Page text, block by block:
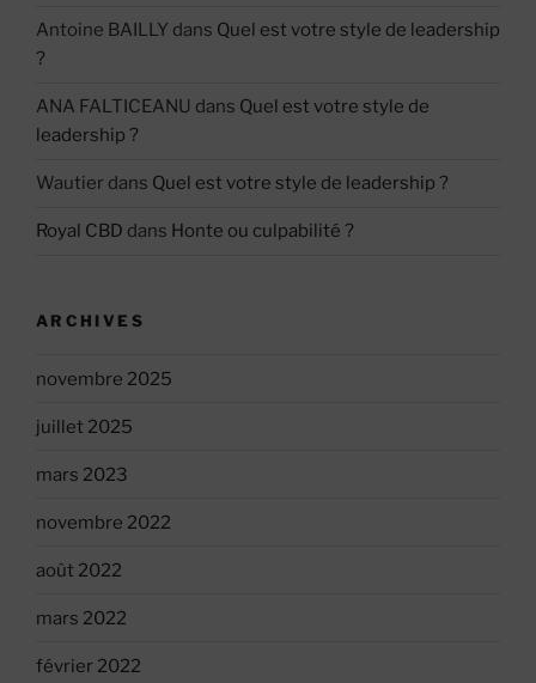
Antoine BAILLY dans Quel est votre style de leadership
?
ANA FALTICEANU dans Quel est votre style de
leadership ?
Wautier dans Quel est votre style de leadership ?
Royal CBD dans Honte ou culpabilité ?
ARCHIVES
novembre 2025
juillet 2025
mars 2023
novembre 2022
août 2022
mars 2022
février 2022